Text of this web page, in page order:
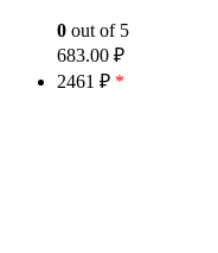
0 out of 5
683.00 ₽
2461 ₽ *